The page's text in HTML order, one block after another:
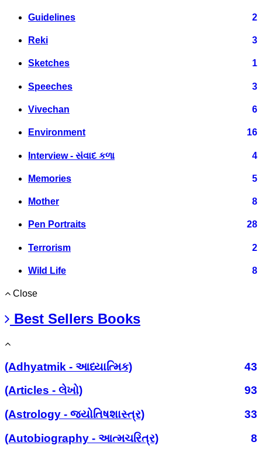
Guidelines 2
Reki 3
Sketches 1
Speeches 3
Vivechan 6
Environment 16
Interview - સંવાદ કળા 4
Memories 5
Mother 8
Pen Portraits 28
Terrorism 2
Wild Life 8
Close
Best Sellers Books
(Adhyatmik - આધ્યાત્મિક)
43
(Articles - લેખો)
93
(Astrology - જ્યોતિષશાસ્ત્ર)
33
(Autobiography - આત્મચરિત્ર)
8